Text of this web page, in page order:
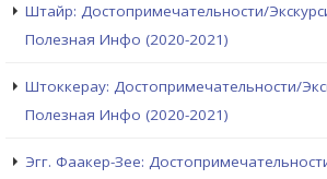
Штайр: Достопримечательности/
Полезная Инфо (2020-2021)
Штоккерау: Достопримечательности/
Полезная Инфо (2020-2021)
Эгг. Фаакер-Зее: